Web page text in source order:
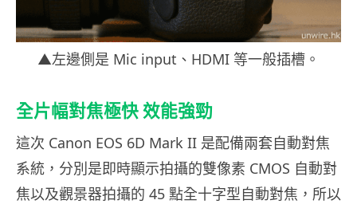
▲左邊側是 Mic input、HDMI 等一般插槽。
全片幅對焦極快 效能強勁
這次 Canon EOS 6D Mark II 是配備兩套自動對焦
系統，分別是即時顯示拍攝的雙像素 CMOS 自動對
焦以及觀景器拍攝的 45 點全十字型自動對焦，所以